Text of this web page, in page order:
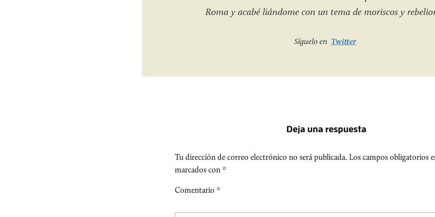
Roma y acabé liándome con un tema de moriscos y
Síguelo en Twitter
Deja una respuesta
Tu dirección de correo electrónico no será publicada. Los campos obligatorios
marcados con *
Comentario *